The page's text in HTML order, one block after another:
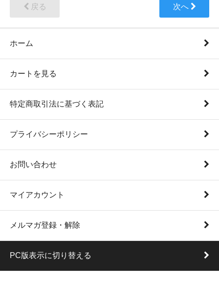
戻る 次へ
ホーム
カートを見る
特定商取引法に基づく表記
プライバシーポリシー
お問い合わせ
マイアカウント
メルマガ登録・解除
PC版表示に切り替える